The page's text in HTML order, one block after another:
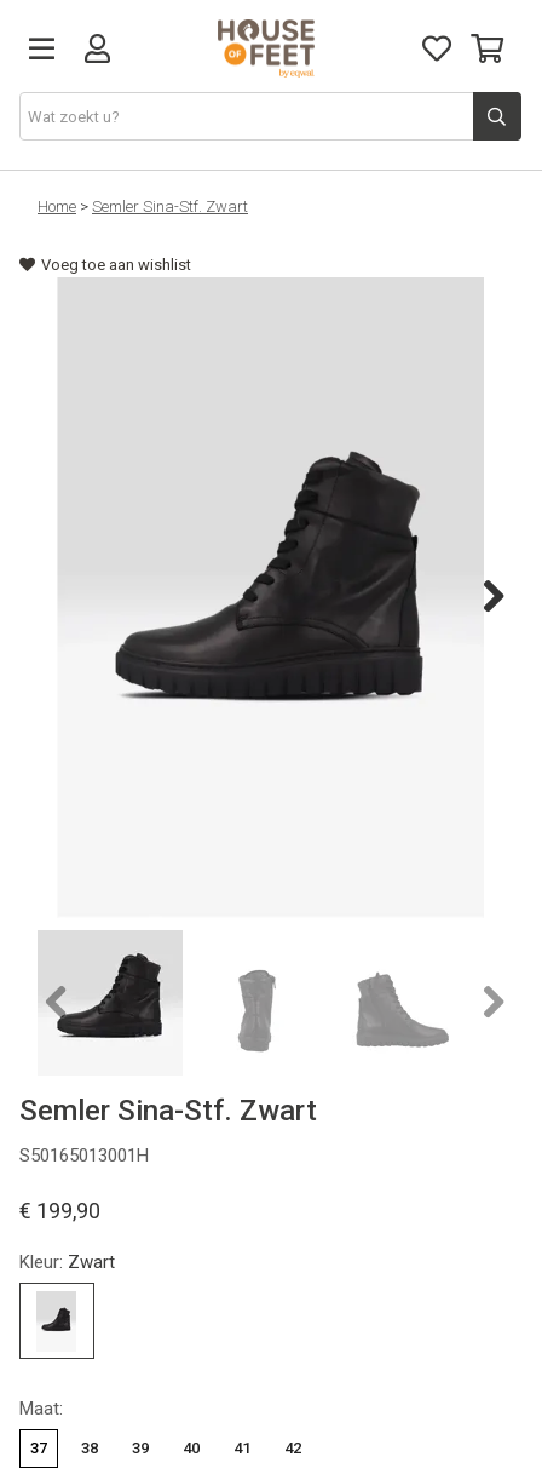
Home
Nieuw
Gratis verzenden vanaf €150
Retourneren
Home > Semler Sina-Stf. Zwart
Voeg toe aan wishlist
Previous
Semler Sina-Stf. Zwart
S50165013001H
€ 199,90
Kleur: Zwart
Maat:
37 38 39 40 41 42